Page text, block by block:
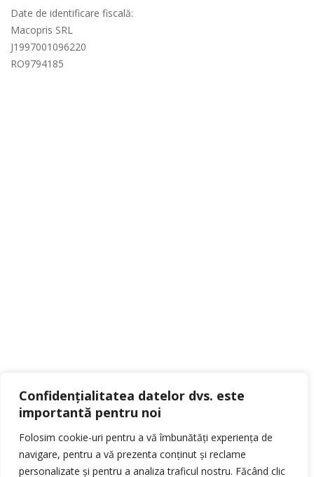
Confidențialitatea datelor dvs. este
importantă pentru noi
Folosim cookie-uri pentru a vă îmbunătăți experiența de
navigare, pentru a vă prezenta conținut și reclame
personalizate și pentru a analiza traficul nostru. Făcând clic
Date de identificare fiscală:
Macopris SRL
J1997001096220
RO9794185